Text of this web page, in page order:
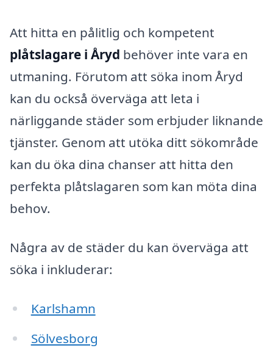
Att hitta en pålitlig och kompetent
plåtslagare i Åryd behöver inte vara en
utmaning. Förutom att söka inom Åryd
kan du också överväga att leta i
närliggande städer som erbjuder liknande
tjänster. Genom att utöka ditt sökområde
kan du öka dina chanser att hitta den
perfekta plåtslagaren som kan möta dina
behov.
Några av de städer du kan överväga att
söka i inkluderar:
Karlshamn
Sölvesborg